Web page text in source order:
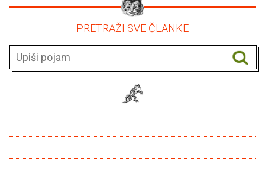
– PRETRAŽI SVE ČLANKE –